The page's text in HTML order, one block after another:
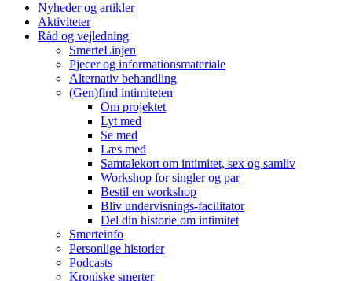
Nyheder og artikler
Aktiviteter
Råd og vejledning
SmerteLinjen
Pjecer og informationsmateriale
Alternativ behandling
(Gen)find intimiteten
Om projektet
Lyt med
Se med
Læs med
Samtalekort om intimitet, sex og samliv
Workshop for singler og par
Bestil en workshop
Bliv undervisnings-facilitator
Del din historie om intimitet
Smerteinfo
Personlige historier
Podcasts
Kroniske smerter